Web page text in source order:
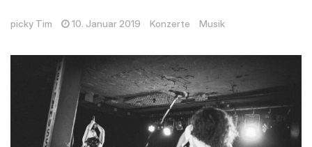
picky Tim 10. Januar 2019 Konzerte Musik